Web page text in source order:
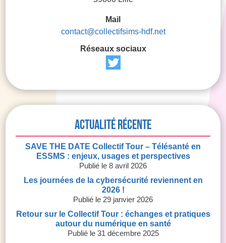
Mail
contact@collectifsims-hdf.net
Réseaux sociaux
Actualité récente
SAVE THE DATE Collectif Tour – Télésanté en
ESSMS : enjeux, usages et perspectives
8 avril 2026
Les journées de la cybersécurité reviennent en
2026 !
29 janvier 2026
Retour sur le Collectif Tour : échanges et pratiques
autour du numérique en santé
31 décembre 2025